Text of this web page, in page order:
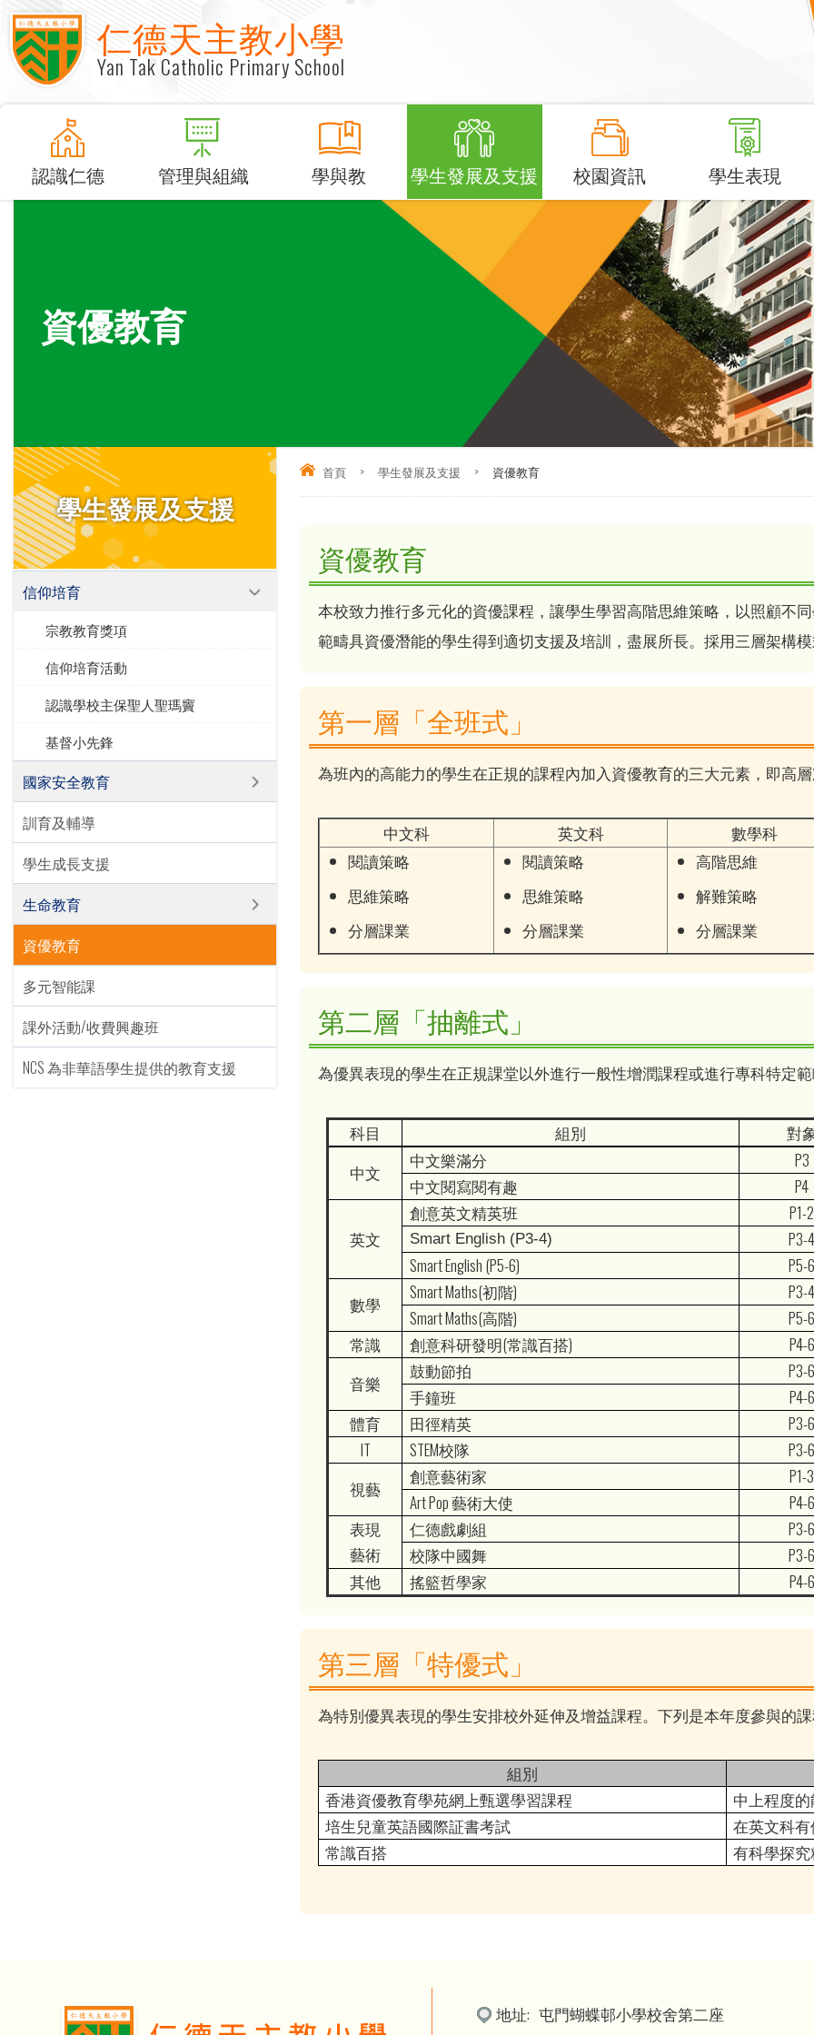
仁德天主教小學
Yan Tak Catholic Primary School
認識仁德 管理與組織 學與教 學生發展及支援 校園資訊 學生表現
資優教育
首頁 > 學生發展及支援 > 資優教育
資優教育
本校致力推行多元化的資優課程，讓學生學習高階思維策略，以照顧不
範疇具資優潛能的學生得到適切支援及培訓，盡展所長。採用三層架構模
第一層「全班式」
為班內的高能力的學生在正規的課程內加入資優教育的三大元素，即高
中文科 英文科 數學科
閱讀策略
思維策略
分層課業
閱讀策略
思維策略
分層課業
高階思維
解難策略
分層課業
第二層「抽離式」
為優異表現的學生在正規課堂以外進行一般性增潤課程或進行專科特定範
科目 組別
對
中文
中文樂滿分
P3
中文閱寫閱有趣
P4
英文
創意英文精英班 P1-2
Smart English (P3-4)
P3-4
Smart English (P5-6)
P5-6
數學
Smart Maths(初階)
P3-4
Smart Maths(高階)
P5-6
常識
創意科研發明(常識百搭)
P4-6
音樂
鼓動節拍
P3-6
手鐘班
P4-6
體育
田徑精英
P3-6
IT
STEM校隊
P3-6
視藝
創意藝術家
P1-3
Art Pop 藝術大使
P4-6
表現
藝術
仁德戲劇組
P3-6
校隊中國舞
P3-6
其他
搖籃哲學家 P4-6
第三層「特優式」
為特別優異表現的學生安排校外延伸及增益課程。下列是本年度參與的
組別
香港資優教育學苑網上甄選學習課程
中上程度
培生兒童英語國際証書考試
在英文科
常識百搭
有科學探
學生發展及支援
信仰培育
宗教教育獎項
信仰培育活動
認識學校主保聖人聖瑪竇
基督小先鋒
國家安全教育
訓育及輔導
學生成長支援
生命教育
資優教育
多元智能課
課外活動/收費興趣班
NCS 為非華語學生提供的教育支援
地址: 屯門蝴蝶邨小學校舍第二座